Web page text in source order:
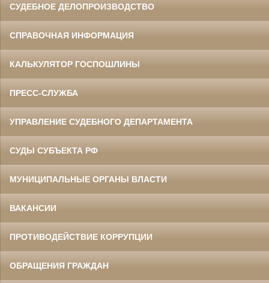
СУДЕБНОЕ ДЕЛОПРОИЗВОДСТВО
СПРАВОЧНАЯ ИНФОРМАЦИЯ
КАЛЬКУЛЯТОР ГОСПОШЛИНЫ
ПРЕСС-СЛУЖБА
УПРАВЛЕНИЕ СУДЕБНОГО ДЕПАРТАМЕНТА
СУДЫ СУБЪЕКТА РФ
МУНИЦИПАЛЬНЫЕ ОРГАНЫ ВЛАСТИ
ВАКАНСИИ
ПРОТИВОДЕЙСТВИЕ КОРРУПЦИИ
ОБРАЩЕНИЯ ГРАЖДАН